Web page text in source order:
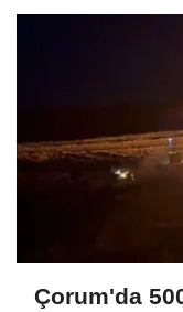
Çorum'da